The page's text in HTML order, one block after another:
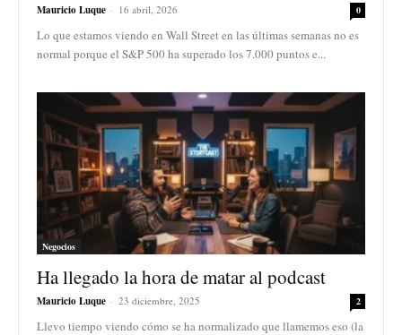
Mauricio Luque - 16 abril, 2026 0
Lo que estamos viendo en Wall Street en las últimas semanas no es
normal porque el S&P 500 ha superado los 7.000 puntos e...
Negocios
Ha llegado la hora de matar al podcast
Mauricio Luque - 23 diciembre, 2025 2
Llevo tiempo viendo cómo se ha normalizado que llamemos eso (la